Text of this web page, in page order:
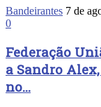
Bandeirantes 7 de
0
Federação
a Sandro
no...